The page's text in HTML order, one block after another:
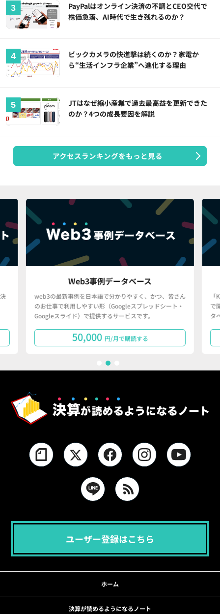
PayPalはオンライン決済の不調とCEO交代で
株価急落、AI時代で生き残れるのか？
ビックカメラの快進撃は続くのか？家電か
ら“生活インフラ企業”へ進化する理由
JTはなぜ縮小産業で過去最高益を更新できた
のか？4つの成長要因を解説
アクセスランキングをもっと見る
Web3事例データベース
web3の最新事例を日本語で分かりやすく、かつ、皆さん
のお仕事で利用しやすい形（Googleスプレッドシート・
Googleスライド）で提供するサービスです。
50,000 円/月で購読する
で
タ
ユーザー登録はこちら
ホーム
決算が読めるようになるノート